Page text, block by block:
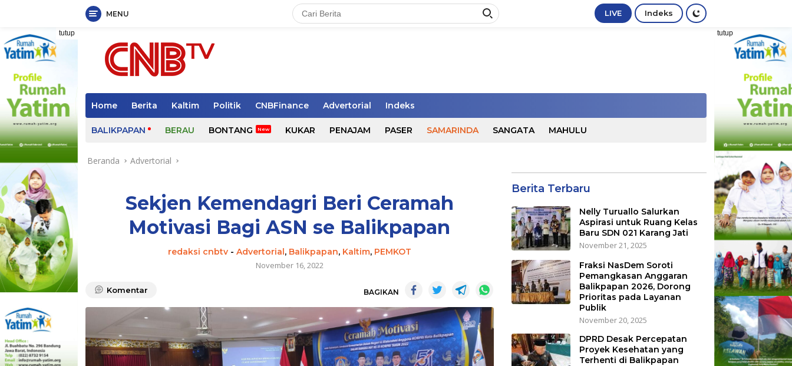
Langsung
ke
konten
MENU LIVE Indeks
tutup tutup
Home Berita Kaltim Politik CNBFinance Advertorial Indeks
BALIKPAPAN BERAU BONTANG KUKAR PENAJAM PASER SAMARINDA SANGATA MAHULU
Beranda Advertorial
Sekjen Kemendagri Beri Ceramah
Motivasi Bagi ASN se Balikpapan
redaksi cnbtv- Advertorial, Balikpapan, Kaltim, PEMKOT
November 16, 2022
Komentar BAGIKAN
Berita Terbaru
Nelly Turuallo Salurkan
Aspirasi untuk Ruang Kelas
Baru SDN 021 Karang Jati
November 21, 2025
Fraksi NasDem Soroti
Pemangkasan Anggaran
Balikpapan 2026, Dorong
Prioritas pada Layanan
Publik
November 20, 2025
DPRD Desak Percepatan
Proyek Kesehatan yang
Terhenti di Balikpapan